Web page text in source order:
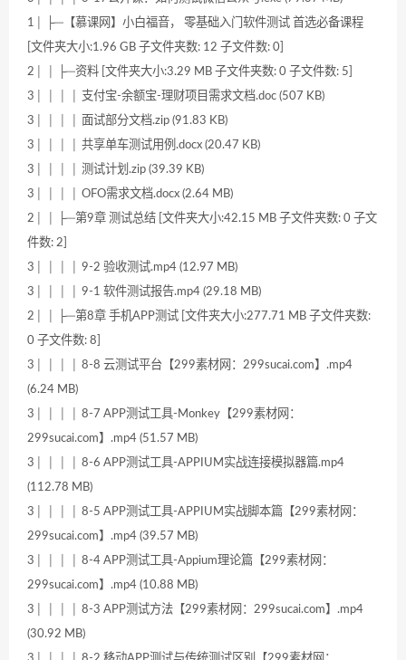
1│ ├─【慕课网】小白福音， 零基础入门软件测试 首选必备课程
[文件夹大小:1.96 GB 子文件夹数: 12 子文件数: 0]
2│ │ ├─资料 [文件夹大小:3.29 MB 子文件夹数: 0 子文件数: 5]
3│ │ │ │ 支付宝-余额宝-理财项目需求文档.doc (507 KB)
3│ │ │ │ 面试部分文档.zip (91.83 KB)
3│ │ │ │ 共享单车测试用例.docx (20.47 KB)
3│ │ │ │ 测试计划.zip (39.39 KB)
3│ │ │ │ OFO需求文档.docx (2.64 MB)
2│ │ ├─第9章 测试总结 [文件夹大小:42.15 MB 子文件夹数: 0 子文
件数: 2]
3│ │ │ │ 9-2 验收测试.mp4 (12.97 MB)
3│ │ │ │ 9-1 软件测试报告.mp4 (29.18 MB)
2│ │ ├─第8章 手机APP测试 [文件夹大小:277.71 MB 子文件夹数:
0 子文件数: 8]
3│ │ │ │ 8-8 云测试平台【299素材网：299sucai.com】.mp4
(6.24 MB)
3│ │ │ │ 8-7 APP测试工具-Monkey【299素材网：
299sucai.com】.mp4 (51.57 MB)
3│ │ │ │ 8-6 APP测试工具-APPIUM实战连接模拟器篇.mp4
(112.78 MB)
3│ │ │ │ 8-5 APP测试工具-APPIUM实战脚本篇【299素材网：
299sucai.com】.mp4 (39.57 MB)
3│ │ │ │ 8-4 APP测试工具-Appium理论篇【299素材网：
299sucai.com】.mp4 (10.88 MB)
3│ │ │ │ 8-3 APP测试方法【299素材网：299sucai.com】.mp4
(30.92 MB)